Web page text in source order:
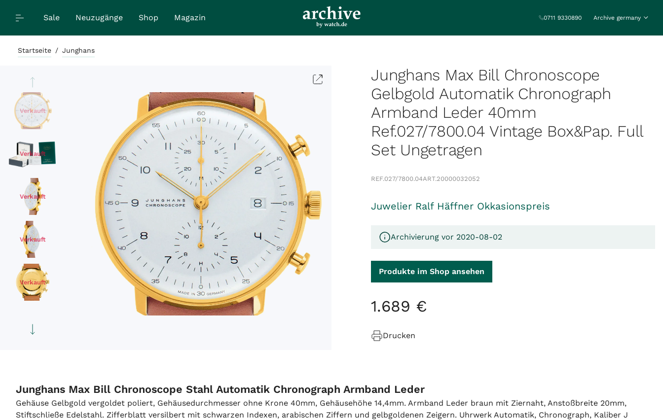
Sale Neuzugänge Shop Magazin 0711 9330890 Archive germany
Startseite / Junghans
Junghans Max Bill Chronoscope
Gelbgold Automatik Chronograph
Armband Leder 40mm
Ref.027/7800.04 Vintage Box&Pap. Full
Set Ungetragen
Verkauft
Verkauft
Verkauft
Verkauft
Verkauft
Verkauft
REF.027/7800.04ART.20000032052
Juwelier Ralf Häffner Okkasionspreis
Archivierung vor 2020-08-02
Produkte im Shop ansehen
1.689 €
Drucken
Junghans Max Bill Chronoscope Stahl Automatik Chronograph Armband Leder
Gehäuse Gelbgold vergoldet poliert, Gehäusedurchmesser ohne Krone 40mm, Gehäusehöhe 14,4mm. Armband Leder braun mit Ziernaht, Anstoßbreite 20mm,
Stiftschließe Edelstahl. Zifferblatt versilbert mit schwarzen Indexen, arabischen Ziffern und gelbgoldenen Zeigern. Uhrwerk Automatik, Chronograph, Kaliber J